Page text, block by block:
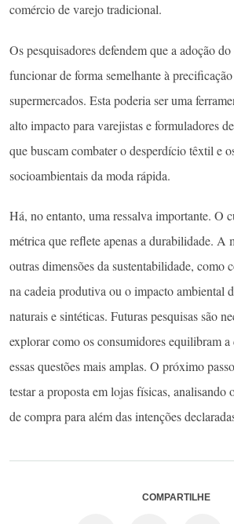
comércio de varejo tradicional.
Os pesquisadores defendem que a adoção
funcionar de forma semelhante à
supermercados. Esta poderia ser uma
alto impacto para varejistas e formuladores
que buscam combater o desperdício têxtil e
socioambientais da moda rápida.
Há, no entanto, uma ressalva importante. O
métrica que reflete apenas a durabilidade. A
outras dimensões da sustentabilidade, como
na cadeia produtiva ou o impacto ambiental
naturais e sintéticas. Futuras pesquisas são
explorar como os consumidores equilibram
essas questões mais amplas. O próximo
testar a proposta em lojas físicas, analisando
de compra para além das intenções
COMPARTILHE